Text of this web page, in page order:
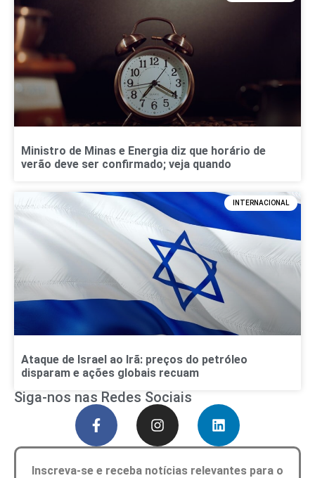
Ministro de Minas e Energia diz que horário de
verão deve ser confirmado; veja quando
INTERNACIONAL
Ataque de Israel ao Irã: preços do petróleo
disparam e ações globais recuam
Siga-nos nas Redes Sociais
Inscreva-se e receba notícias relevantes para o